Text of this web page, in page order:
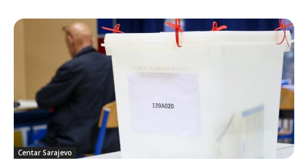
Centar Sarajevo